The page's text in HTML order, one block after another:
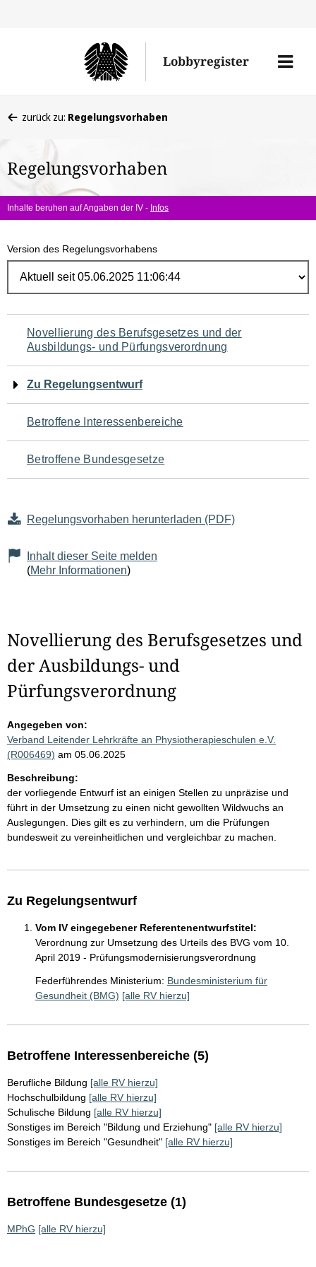
Lobbyregister
Menü
befinden
hier:
zurück zu: Regelungsvorhaben
Regelungsvorhaben
Inhalte beruhen auf Angaben der IV - Infos
Version des Regelungsvorhabens
Navigation
für
den
Seiteninhalt
Novellierung des Berufsgesetzes und der
Ausbildungs- und Pürfungsverordnung
Zu Regelungsentwurf
Betroffene Interessenbereiche
Betroffene Bundesgesetze
Regelungsvorhaben herunterladen (PDF)
Inhalt dieser Seite melden
(Mehr Informationen)
Novellierung des Berufsgesetzes und
der Ausbildungs- und
Pürfungsverordnung
Angegeben von:
Verband Leitender Lehrkräfte an Physiotherapieschulen e.V.
(R006469) am 05.06.2025
Beschreibung:
der vorliegende Entwurf ist an einigen Stellen zu unpräzise und
führt in der Umsetzung zu einen nicht gewollten Wildwuchs an
Auslegungen. Dies gilt es zu verhindern, um die Prüfungen
bundesweit zu vereinheitlichen und vergleichbar zu machen.
Zu Regelungsentwurf
Vom IV eingegebener Referentenentwurfstitel:
Verordnung zur Umsetzung des Urteils des BVG vom 10.
April 2019 - Prüfungsmodernisierungsverordnung
Federführendes Ministerium: Bundesministerium für
Gesundheit (BMG) [alle RV hierzu]
Betroffene Interessenbereiche (5)
Berufliche Bildung [alle RV hierzu]
Hochschulbildung [alle RV hierzu]
Schulische Bildung [alle RV hierzu]
Sonstiges im Bereich "Bildung und Erziehung" [alle RV hierzu]
Sonstiges im Bereich "Gesundheit" [alle RV hierzu]
Betroffene Bundesgesetze (1)
MPhG [alle RV hierzu]